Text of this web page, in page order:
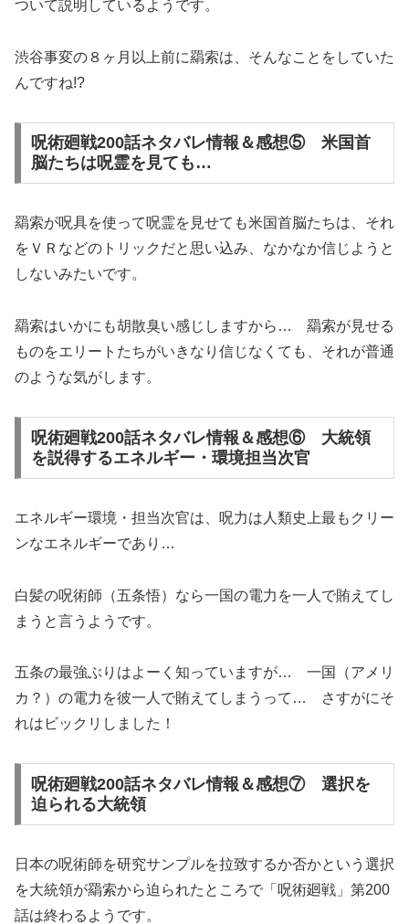
ついて説明しているようです。
渋谷事変の８ヶ月以上前に羂索は、そんなことをしていた
んですね!?
呪術廻戦200話ネタバレ情報＆感想⑤ 米国首
脳たちは呪霊を見ても…
羂索が呪具を使って呪霊を見せても米国首脳たちは、それ
をＶＲなどのトリックだと思い込み、なかなか信じようと
しないみたいです。
羂索はいかにも胡散臭い感じしますから… 羂索が見せる
ものをエリートたちがいきなり信じなくても、それが普通
のような気がします。
呪術廻戦200話ネタバレ情報＆感想⑥ 大統領
を説得するエネルギー・環境担当次官
エネルギー環境・担当次官は、呪力は人類史上最もクリー
ンなエネルギーであり…
白髪の呪術師（五条悟）なら一国の電力を一人で賄えてし
まうと言うようです。
五条の最強ぶりはよーく知っていますが… 一国（アメリ
カ？）の電力を彼一人で賄えてしまうって… さすがにそ
れはビックリしました！
呪術廻戦200話ネタバレ情報＆感想⑦ 選択を
迫られる大統領
日本の呪術師を研究サンプルを拉致するか否かという選択
を大統領が羂索から迫られたところで「呪術廻戦」第200
話は終わるようです。